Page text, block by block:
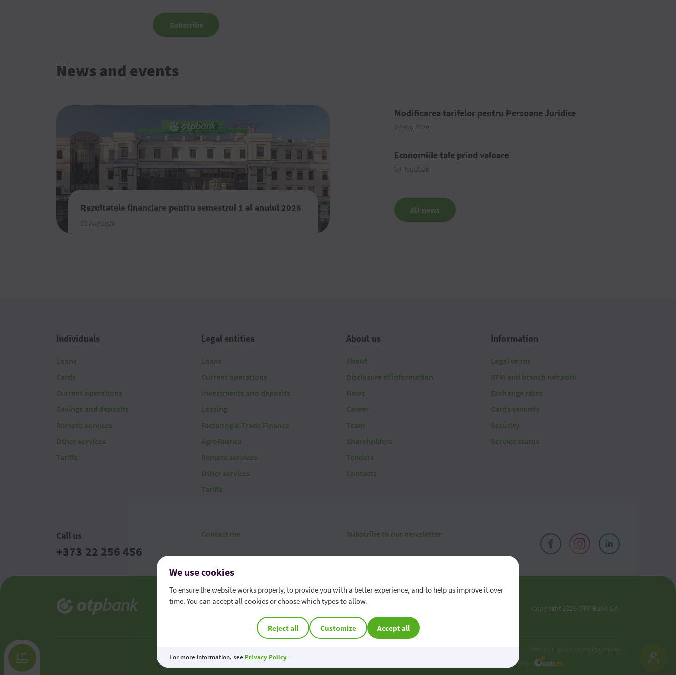
Subscribe
News and events
Rezultatele financiare pentru semestrul 1 al anului 2026
05 Aug 2026
Modificarea tarifelor pentru Persoane Juridice
04 Aug 2026
Economiile tale prind valoare
03 Aug 2026
All news
Individuals
Loans
Cards
Current operations
Savings and deposits
Remote services
Other services
Tariffs
Legal entities
Loans
Current operations
Investments and deposits
Leasing
Factoring & Trade Finance
AgroFabrica
Remote services
Other services
Tariffs
About us
About
Disclosure of information
News
Career
Team
Shareholders
Tenders
Contacts
Information
Legal terms
ATM and branch network
Exchange rates
Cards security
Security
Service status
Call us
+373 22 256 456
Contact me Subscribe to our newsletter
Legal terms Security Data protection Contact
Consumer phone number - 022 85 95 95
Cookie Preferences
Copyright 2026 OTP Bank S.A.
This site is protected by reCAPTCHA and the Google
Developed by
We use cookies
To ensure the website works properly, to provide you with a better experience, and to help us improve it over
time. You can accept all cookies or choose which types to allow.
Reject all Customize Accept all
For more information, see Privacy Policy